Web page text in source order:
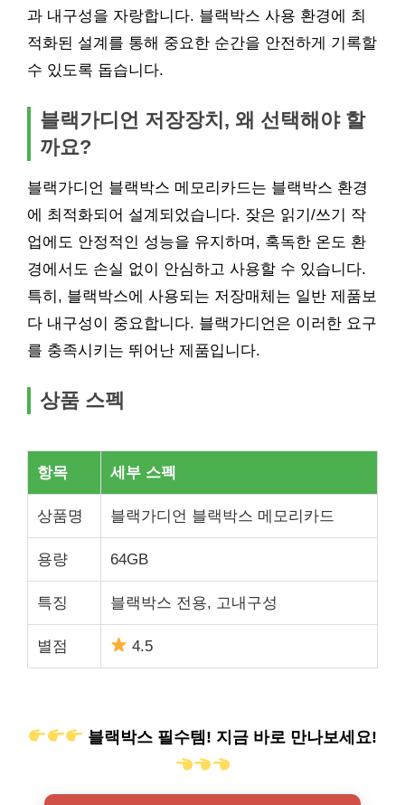
과 내구성을 자랑합니다. 블랙박스 사용 환경에 최
적화된 설계를 통해 중요한 순간을 안전하게 기록할
수 있도록 돕습니다.
블랙가디언 저장장치, 왜 선택해야 할
까요?
블랙가디언 블랙박스 메모리카드는 블랙박스 환경
에 최적화되어 설계되었습니다. 잦은 읽기/쓰기 작
업에도 안정적인 성능을 유지하며, 혹독한 온도 환
경에서도 손실 없이 안심하고 사용할 수 있습니다.
특히, 블랙박스에 사용되는 저장매체는 일반 제품보
다 내구성이 중요합니다. 블랙가디언은 이러한 요구
를 충족시키는 뛰어난 제품입니다.
상품 스펙
항목 세부 스펙
상품명 블랙가디언 블랙박스 메모리카드
용량 64GB
특징 블랙박스 전용, 고내구성
별점 4.5
블랙박스 필수템! 지금 바로 만나보세요!